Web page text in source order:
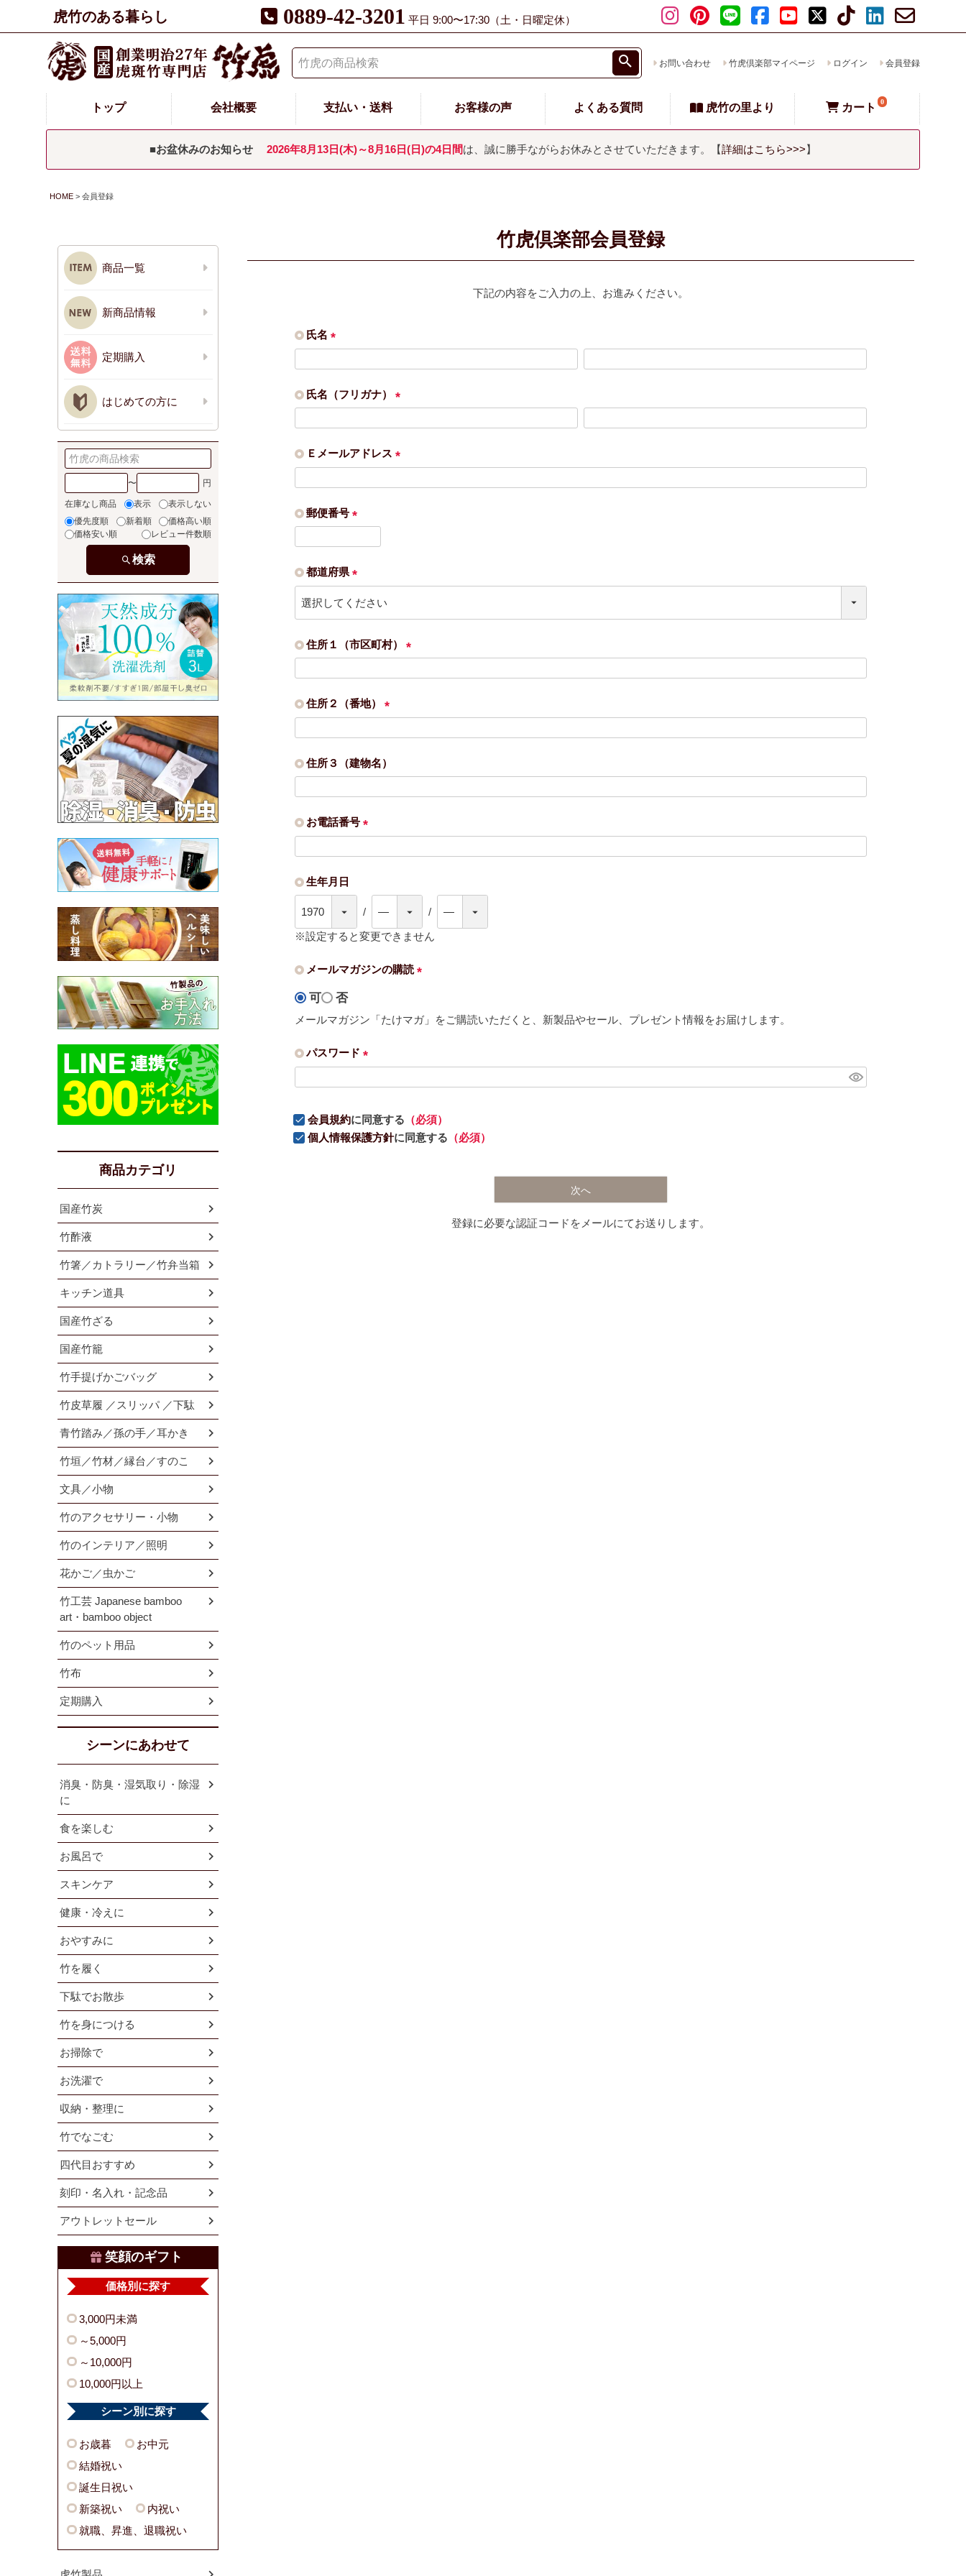
虎竹のある暮らし 0889-42-3201 平日 9:00〜17:30（土・日曜定休）
お問い合わせ 竹虎倶楽部マイページ ログイン 会員登録
トップ 会社概要 支払い・送料 お客様の声 よくある質問 虎竹の里より カート 0
■お盆休みのお知らせ 2026年8月13日(木)～8月16日(日)の4日間は、誠に勝手ながらお休みとさせていただきます。【詳細はこちら>>>】
HOME 会員登録
商品一覧
新商品情報
定期購入
はじめての方に
〜
在庫なし商品 表示
表示しない
優先度順
新着順
価格高い順
価格安い順
レビュー件数順
検索
商品カテゴリ
国産竹炭
竹酢液
竹箸／カトラリー／竹弁当箱
キッチン道具
国産竹ざる
国産竹籠
竹手提げかごバッグ
竹皮草履 ／スリッパ ／下駄
青竹踏み／孫の手／耳かき
竹垣／竹材／縁台／すのこ
文具／小物
竹のアクセサリー・小物
竹のインテリア／照明
花かご／虫かご
竹工芸 Japanese bamboo
art・bamboo object
竹のペット用品
竹布
定期購入
シーンにあわせて
消臭・防臭・湿気取り・除湿
に
食を楽しむ
お風呂で
スキンケア
健康・冷えに
おやすみに
竹を履く
下駄でお散歩
竹を身につける
お掃除で
お洗濯で
収納・整理に
竹でなごむ
四代目おすすめ
刻印・名入れ・記念品
アウトレットセール
笑顔のギフト
価格別に探す
3,000円未満
～5,000円
～10,000円
10,000円以上
シーン別に探す
お歳暮
お中元
結婚祝い
誕生日祝い
新築祝い
内祝い
就職、昇進、退職祝い
竹虎倶楽部会員登録
下記の内容をご入力の上、お進みください。
氏名
必
氏名（フリガナ）
必
Ｅメールアドレス
必
郵便番号
必
都道府県
必
須
)
住所１（市区町村）
必
住所２（番地）
必
)
住所３（建物名）
お電話番号
必
生年月日
※設定すると変更できません
メールマガジンの購読
須
可 否
メールマガジン「たけマガ」をご購読いただくと、新製品やセール、プレゼント情報をお届けします。
パスワード
必
)
会員規約に同意する （必須）
個人情報保護方針に同意する （必須）
次へ
登録に必要な認証コードをメールにてお送りします。